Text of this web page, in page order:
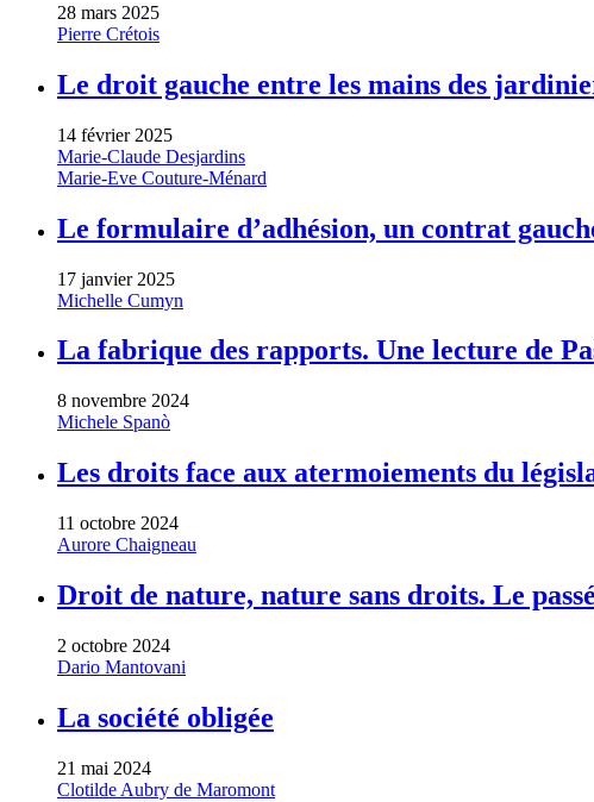
28 mars 2025
Pierre Crétois
Le droit gauche entre les mains des
14 février 2025
Marie-Claude Desjardins
Marie-Eve Couture-Ménard
Le formulaire d’adhésion, un contrat
17 janvier 2025
Michelle Cumyn
La fabrique des rapports. Une lecture de
8 novembre 2024
Michele Spanò
Les droits face aux atermoiements du
11 octobre 2024
Aurore Chaigneau
Droit de nature, nature sans droits. Le
2 octobre 2024
Dario Mantovani
La société obligée
21 mai 2024
Clotilde Aubry de Maromont